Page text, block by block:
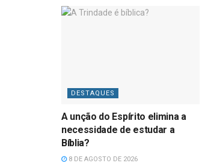
DESTAQUES
A unção do Espírito elimina a
necessidade de estudar a
Bíblia?
8 DE AGOSTO DE 2026